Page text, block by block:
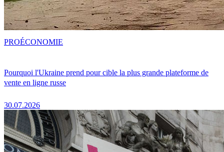
Pourquoi l'Ukraine prend pour cible la plus grande plateforme de
vente en ligne russe
30.07.2026
PROÉCONOMIE